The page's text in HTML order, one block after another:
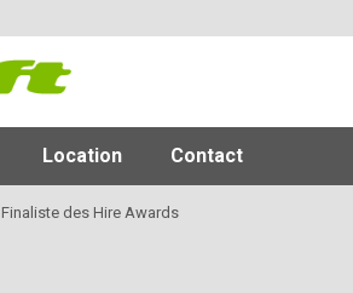
Location Contact
Finaliste des Hire Awards